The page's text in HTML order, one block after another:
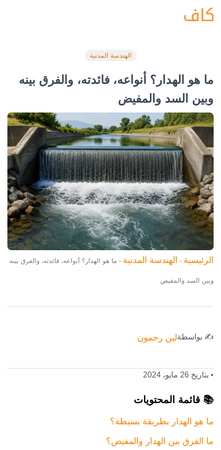
الهندسة المدنية
ما هو الهدار؟ أنواعه، فائدته، والفرق بينه
وبين السد والمفيض
الرئيسية - الهندسة المدنية - ما هو الهدار؟ أنواعه، فائدته، والفرق بينه
وبين السد والمفيض
✍️ بواسطةلين رحمون
• بتاريخ 26 مايو، 2024
📚 قائمة المحتويات
ما هو الهدار بطريقة بسيطة؟
ما الفرق بين الهدار والمفيض؟